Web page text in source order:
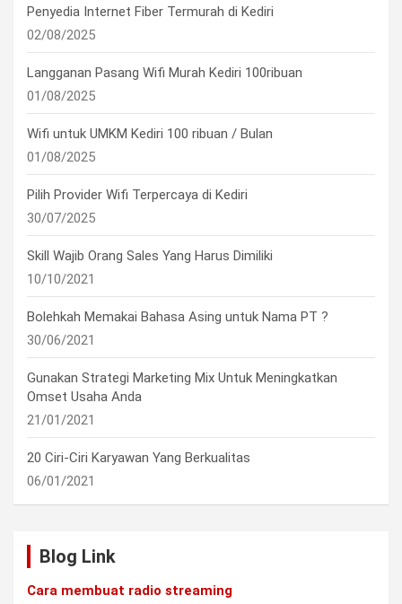
Penyedia Internet Fiber Termurah di Kediri
02/08/2025
Langganan Pasang Wifi Murah Kediri 100ribuan
01/08/2025
Wifi untuk UMKM Kediri 100 ribuan / Bulan
01/08/2025
Pilih Provider Wifi Terpercaya di Kediri
30/07/2025
Skill Wajib Orang Sales Yang Harus Dimiliki
10/10/2021
Bolehkah Memakai Bahasa Asing untuk Nama PT ?
30/06/2021
Gunakan Strategi Marketing Mix Untuk Meningkatkan
Omset Usaha Anda
21/01/2021
20 Ciri-Ciri Karyawan Yang Berkualitas
06/01/2021
Blog Link
Cara membuat radio streaming